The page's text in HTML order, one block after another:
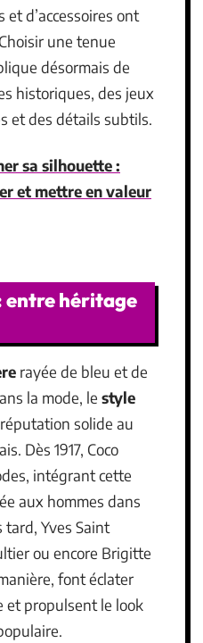
et d’accessoires ont
une tenue
désormais de
historiques, des jeux
et des détails subtils.
sa silhouette :
et mettre en valeur
entre héritage
rayée de bleu et de
la mode, le style
solide au
Dès 1917, Coco
intégrant cette
aux hommes dans
tard, Yves Saint
ou encore Brigitte
font éclater
et propulsent le look